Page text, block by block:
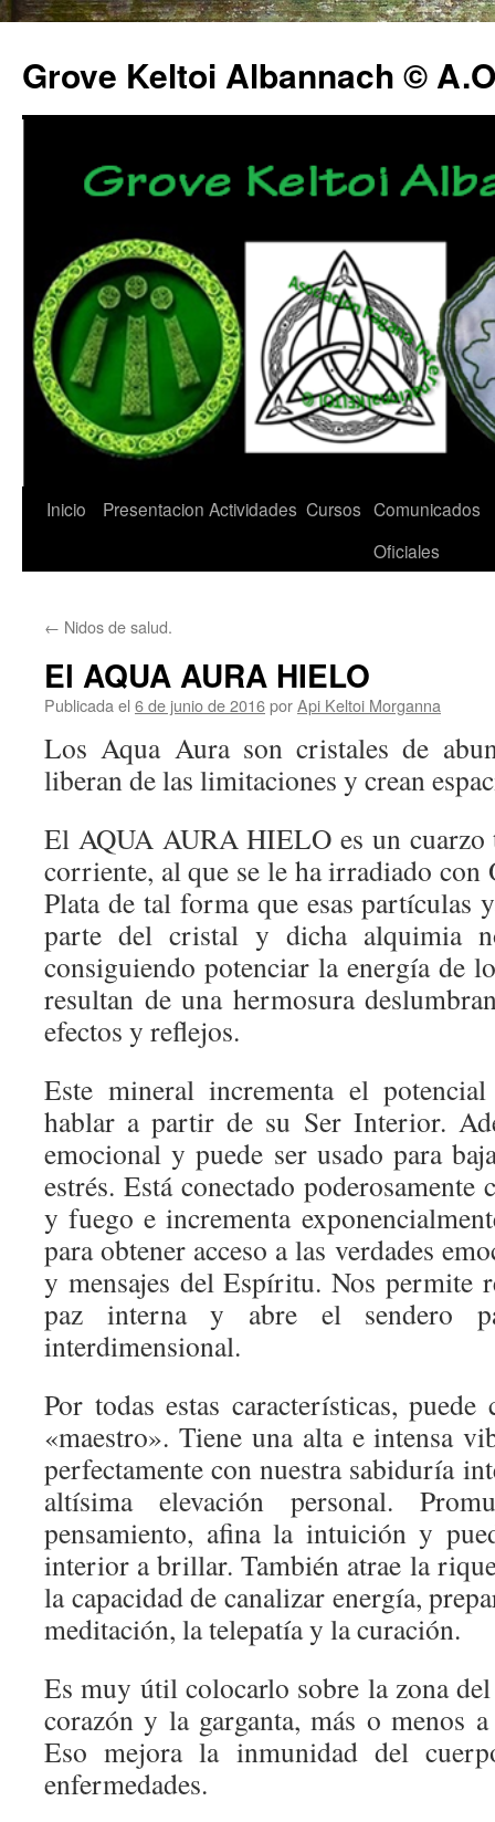
Grove Keltoi Albannach ©
Saltar
Inicio Presentacion Actividades Cursos Comunicados
Oficiales
← Nidos de salud.
El AQUA AURA HIELO
Publicada el 6 de junio de 2016porApi Keltoi Morganna
Los Aqua Aura son cristales de
liberan de las limitaciones y crean
El AQUA AURA HIELO es un cuarzo
corriente, al que se le ha irradiado
Plata de tal forma que esas partículas
parte del cristal y dicha alquimia
consiguiendo potenciar la energía de
resultan de una hermosura
efectos y reflejos.
Este mineral incrementa el
hablar a partir de su Ser Interior.
emocional y puede ser usado para
estrés. Está conectado poderosamente
y fuego e incrementa
para obtener acceso a las verdades
y mensajes del Espíritu. Nos permite
paz interna y abre el sendero
interdimensional.
Por todas estas características,
«maestro». Tiene una alta e intensa
perfectamente con nuestra sabiduría
altísima elevación personal.
pensamiento, afina la intuición y
interior a brillar. También atrae la
la capacidad de canalizar energía,
meditación, la telepatía y la curación.
Es muy útil colocarlo sobre la zona
corazón y la garganta, más o menos
Eso mejora la inmunidad del
enfermedades.